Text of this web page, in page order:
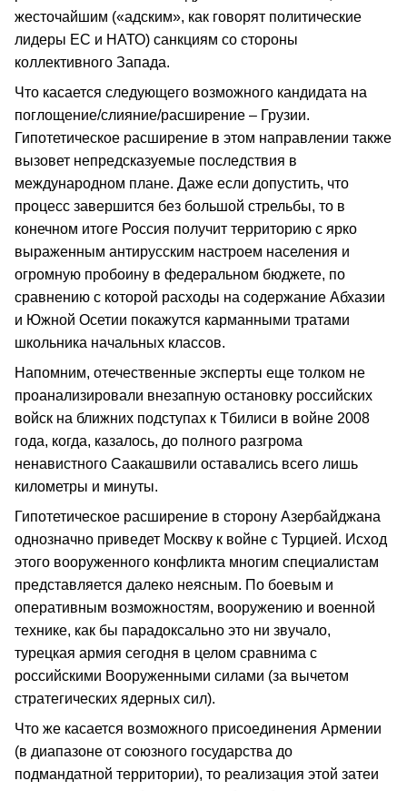
жесточайшим («адским», как говорят политические
лидеры ЕС и НАТО) санкциям со стороны
коллективного Запада.
Что касается следующего возможного кандидата на
поглощение/слияние/расширение – Грузии.
Гипотетическое расширение в этом направлении также
вызовет непредсказуемые последствия в
международном плане. Даже если допустить, что
процесс завершится без большой стрельбы, то в
конечном итоге Россия получит территорию с ярко
выраженным антирусским настроем населения и
огромную пробоину в федеральном бюджете, по
сравнению с которой расходы на содержание Абхазии
и Южной Осетии покажутся карманными тратами
школьника начальных классов.
Напомним, отечественные эксперты еще толком не
проанализировали внезапную остановку российских
войск на ближних подступах к Тбилиси в войне 2008
года, когда, казалось, до полного разгрома
ненавистного Саакашвили оставались всего лишь
километры и минуты.
Гипотетическое расширение в сторону Азербайджана
однозначно приведет Москву к войне с Турцией. Исход
этого вооруженного конфликта многим специалистам
представляется далеко неясным. По боевым и
оперативным возможностям, вооружению и военной
технике, как бы парадоксально это ни звучало,
турецкая армия сегодня в целом сравнима с
российскими Вооруженными силами (за вычетом
стратегических ядерных сил).
Что же касается возможного присоединения Армении
(в диапазоне от союзного государства до
подмандатной территории), то реализация этой затеи